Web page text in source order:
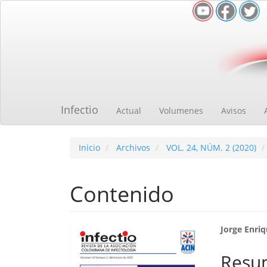
Infectio Actual Volumenes Avisos
Inicio Archivos VOL. 24, NÚM. 2 (2020)
Contenido
Barra
lateral
Jorge